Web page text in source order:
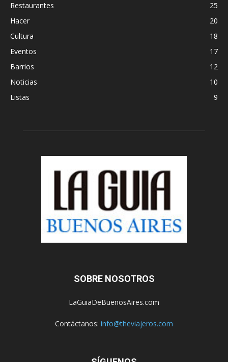
Restaurantes
25
Hacer
20
Cultura
18
Eventos
17
Barrios
12
Noticias
10
Listas
9
SOBRE NOSOTROS
LaGuiaDeBuenosAires.com
Contáctanos: info@theviajeros.com